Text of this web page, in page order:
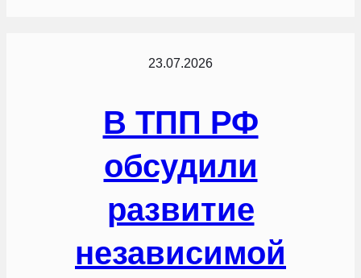
23.07.2026
В ТПП РФ
обсудили
развитие
независимой